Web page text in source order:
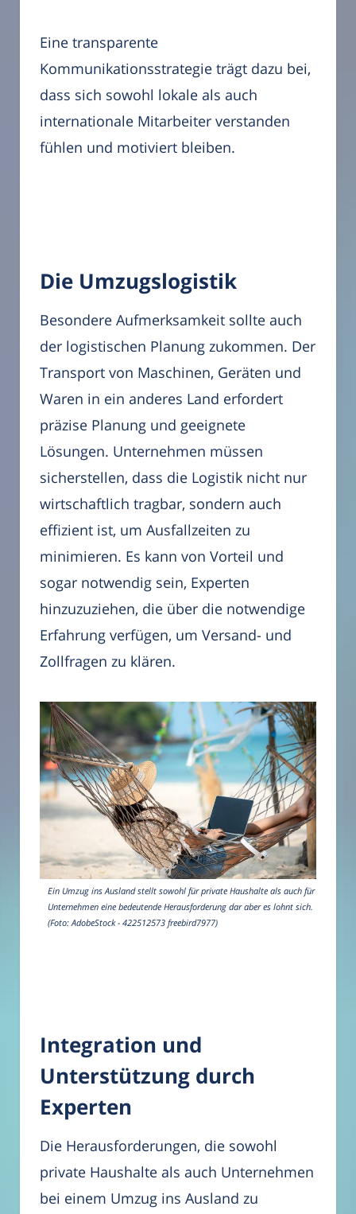
Eine transparente
Kommunikationsstrategie trägt dazu bei,
dass sich sowohl lokale als auch
internationale Mitarbeiter verstanden
fühlen und motiviert bleiben.
Die Umzugslogistik
Besondere Aufmerksamkeit sollte auch
der logistischen Planung zukommen. Der
Transport von Maschinen, Geräten und
Waren in ein anderes Land erfordert
präzise Planung und geeignete
Lösungen. Unternehmen müssen
sicherstellen, dass die Logistik nicht nur
wirtschaftlich tragbar, sondern auch
effizient ist, um Ausfallzeiten zu
minimieren. Es kann von Vorteil und
sogar notwendig sein, Experten
hinzuzuziehen, die über die notwendige
Erfahrung verfügen, um Versand- und
Zollfragen zu klären.
Ein Umzug ins Ausland stellt sowohl für private Haushalte als auch für
Unternehmen eine bedeutende Herausforderung dar aber es lohnt sich.
(Foto: AdobeStock - 422512573 freebird7977)
Integration und
Unterstützung durch
Experten
Die Herausforderungen, die sowohl
private Haushalte als auch Unternehmen
bei einem Umzug ins Ausland zu